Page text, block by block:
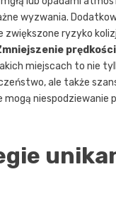
wyzwania.
zwiększone ryzyko
miejscach to nie
ale także
niespodziewanie